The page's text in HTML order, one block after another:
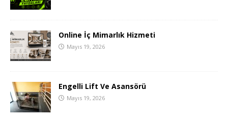
Online İç Mimarlık Hizmeti
Mayıs 19, 2026
Engelli Lift Ve Asansörü
Mayıs 19, 2026